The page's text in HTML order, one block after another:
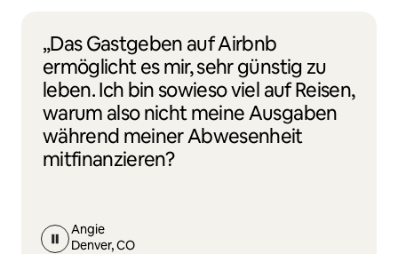
„Das Gastgeben auf Airbnb
ermöglicht es mir, sehr günstig zu
leben. Ich bin sowieso viel auf Reisen,
warum also nicht meine Ausgaben
während meiner Abwesenheit
mitfinanzieren?
Angie
Denver, CO